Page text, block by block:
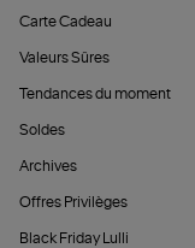
Carte Cadeau
Valeurs Sûres
Tendances du moment
Soldes
Archives
Offres Privilèges
Black Friday Lulli